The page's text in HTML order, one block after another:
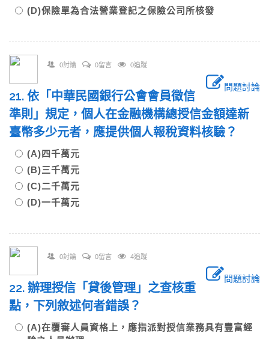
(D)保險單為合法營業登記之保險公司所核發
0討論 0留言 0追蹤
問題討論
21. 依「中華民國銀行公會會員徵信
準則」規定，個人在金融機構總授信金額達新
臺幣多少元者，應提供個人報稅資料核驗？
(A)四千萬元
(B)三千萬元
(C)二千萬元
(D)一千萬元
0討論 0留言 4追蹤
問題討論
22. 辦理授信「貸後管理」之查核重
點，下列敘述何者錯誤？
(A)在覆審人員資格上，應指派對授信業務具有豐富經